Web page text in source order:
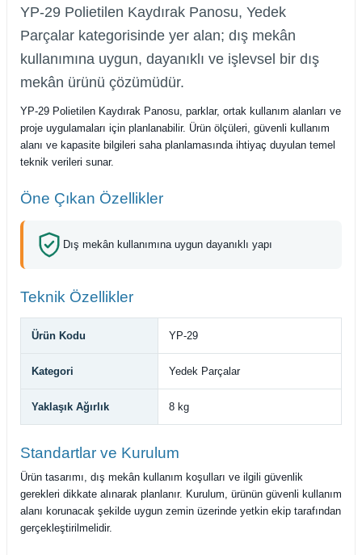
YP-29 Polietilen Kaydırak Panosu, Yedek
Parçalar kategorisinde yer alan; dış mekân
kullanımına uygun, dayanıklı ve işlevsel bir dış
mekân ürünü çözümüdür.
YP-29 Polietilen Kaydırak Panosu, parklar, ortak kullanım alanları ve
proje uygulamaları için planlanabilir. Ürün ölçüleri, güvenli kullanım
alanı ve kapasite bilgileri saha planlamasında ihtiyaç duyulan temel
teknik verileri sunar.
Öne Çıkan Özellikler
Dış mekân kullanımına uygun dayanıklı yapı
Teknik Özellikler
Ürün Kodu YP-29
Kategori Yedek Parçalar
Yaklaşık Ağırlık 8 kg
Standartlar ve Kurulum
Ürün tasarımı, dış mekân kullanım koşulları ve ilgili güvenlik
gerekleri dikkate alınarak planlanır. Kurulum, ürünün güvenli kullanım
alanı korunacak şekilde uygun zemin üzerinde yetkin ekip tarafından
gerçekleştirilmelidir.